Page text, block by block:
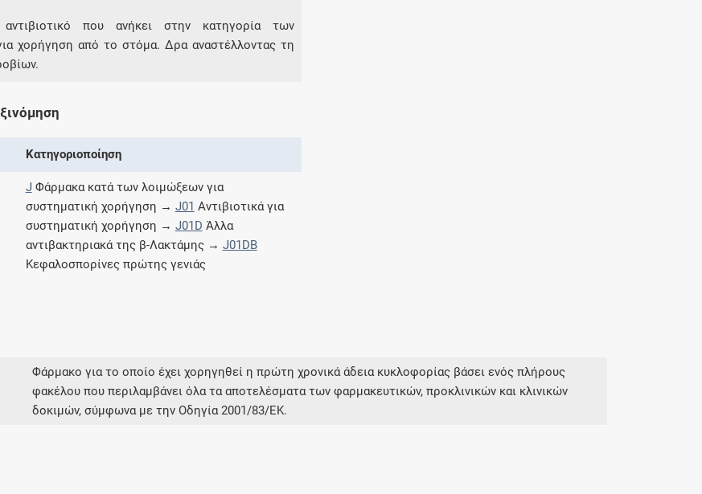
Συνδρομές
Ενδείξεις και αγωγές
θεραπευτικές ενδείξεις και αγωγές για
νόσους, συμπτώματα και ιατρικές πράξεις
Μοιραζόμαστε μαζί σας γεγονότα της
πορείας του Galinos.gr από το 2011 μέχρι
σήμερα
που ανήκει στην κατηγορία των
χορήγηση από το στόµα. Δρα αναστέλλοντας τη
Κατηγοριοποίηση
J Φάρμακα κατά των λοιμώξεων για
συστηματική χορήγηση → J01 Αντιβιοτικά για
συστηματική χορήγηση → J01D Άλλα
αντιβακτηριακά της β-Λακτάμης → J01DB
Κεφαλοσπορίνες πρώτης γενιάς
Φάρμακο για το οποίο έχει χορηγηθεί η πρώτη χρονικά άδεια κυκλοφορίας βάσει ενός πλήρους
φακέλου που περιλαμβάνει όλα τα αποτελέσματα των φαρμακευτικών, προκλινικών και κλινικών
δοκιμών, σύμφωνα με την Οδηγία 2001/83/ΕΚ.